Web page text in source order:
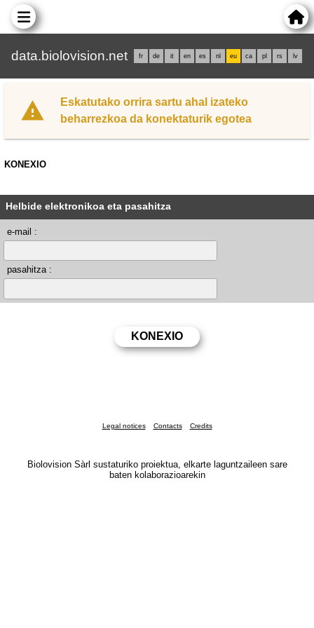
data.biolovision.net fr de it en es nl eu ca pl rs lv
Eskatutako orrira sartu ahal izateko
beharrezkoa da konektaturik egotea
KONEXIO
Helbide elektronikoa eta pasahitza
e-mail :
pasahitza :
Legal notices Contacts Credits
Biolovision Sàrl sustaturiko proiektua, elkarte laguntzaileen sare
baten kolaborazioarekin